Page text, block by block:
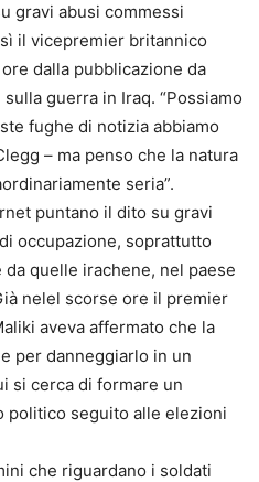
gravi abusi commessi
il vicepremier britannico
dalla pubblicazione da
guerra in Iraq. “Possiamo
fughe di notizia abbiamo
– ma penso che la natura
seria”.
puntano il dito su gravi
occupazione, soprattutto
quelle irachene, nel paese
nelel scorse ore il premier
aveva affermato che la
per danneggiarlo in un
si cerca di formare un
politico seguito alle elezioni
che riguardano i soldati